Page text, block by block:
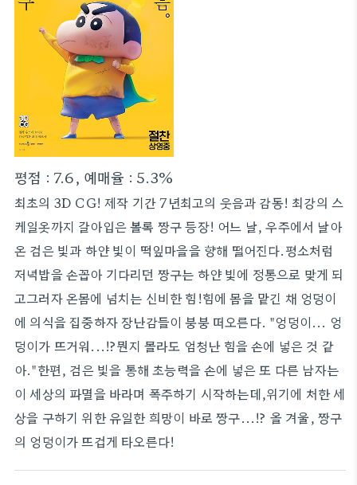
평점 : 7.6, 예매율 : 5.3%
최초의 3D CG! 제작 기간 7년최고의 웃음과 감동! 최강의 스
케일옷까지 갈아입은 볼록 짱구 등장! 어느 날, 우주에서 날아
온 검은 빛과 하얀 빛이 떡잎마을을 향해 떨어진다.평소처럼
저녁밥을 손꼽아 기다리던 짱구는 하얀 빛에 정통으로 맞게 되
고그러자 온몸에 넘치는 신비한 힘!힘에 몸을 맡긴 채 엉덩이
에 의식을 집중하자 장난감들이 붕붕 떠오른다. "엉덩이... 엉
덩이가 뜨거워...!?뭔지 몰라도 엄청난 힘을 손에 넣은 것 같
아."한편, 검은 빛을 통해 초능력을 손에 넣은 또 다른 남자는
이 세상의 파멸을 바라며 폭주하기 시작하는데,위기에 처한 세
상을 구하기 위한 유일한 희망이 바로 짱구...!? 올 겨울, 짱구
의 엉덩이가 뜨겁게 타오른다!